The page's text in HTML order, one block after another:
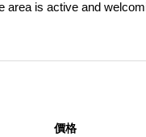
is active and
and basement. With
價格